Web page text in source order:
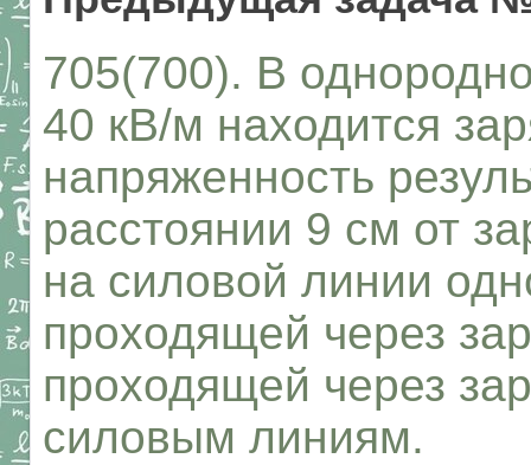
705(700). В
40 кВ/м находится
напряженность
расстоянии 9 см от
на силовой линии
проходящей через
проходящей через
силовым линиям.